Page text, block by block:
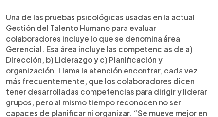
Una de las pruebas psicológicas usadas en la actual
Gestión del Talento Humano para evaluar
colaboradores incluye lo que se denomina área
Gerencial. Esa área incluye las competencias de a)
Dirección, b) Liderazgo y c) Planificación y
organización. Llama la atención encontrar, cada vez
más frecuentemente, que los colaboradores dicen
tener desarrolladas competencias para dirigir y liderar
grupos, pero al mismo tiempo reconocen no ser
capaces de planificar ni organizar. “Se mueve mejor en